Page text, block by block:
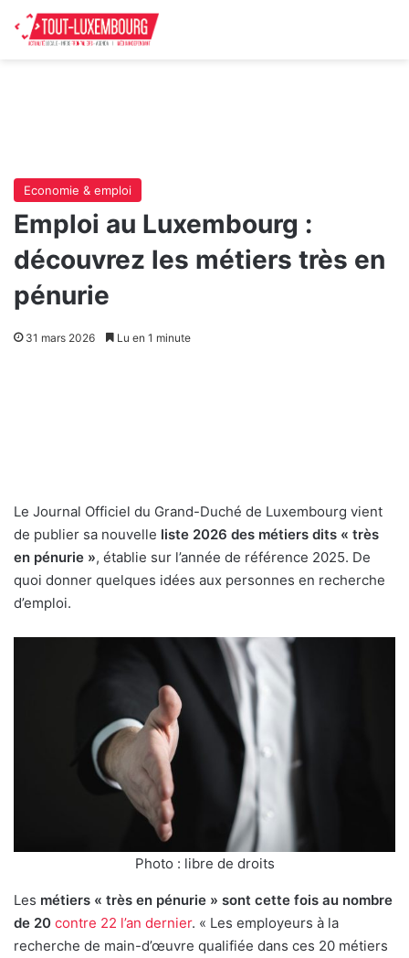
Economie & emploi
Emploi au Luxembourg :
découvrez les métiers très en
pénurie
31 mars 2026 Lu en 1 minute
Le Journal Officiel du Grand-Duché de Luxembourg vient
de publier sa nouvelle liste 2026 des métiers dits « très
en pénurie », établie sur l’année de référence 2025. De
quoi donner quelques idées aux personnes en recherche
d’emploi.
Photo : libre de droits
Les métiers « très en pénurie » sont cette fois au nombre
de 20 contre 22 l’an dernier. « Les employeurs à la
recherche de main-d’œuvre qualifiée dans ces 20 métiers